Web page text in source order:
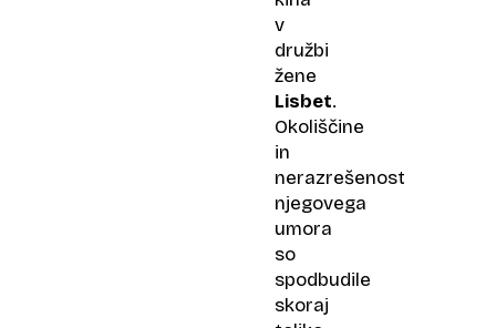
v
družbi
žene
Lisbet.
Okoliščine
in
nerazrešenost
njegovega
umora
so
spodbudile
skoraj